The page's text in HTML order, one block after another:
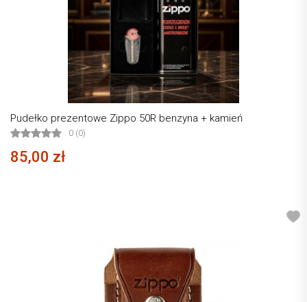
Pudełko prezentowe Zippo 50R benzyna + kamień
0 (0)
85,00 zł